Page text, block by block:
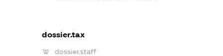
dossier.tax
dossier.staff